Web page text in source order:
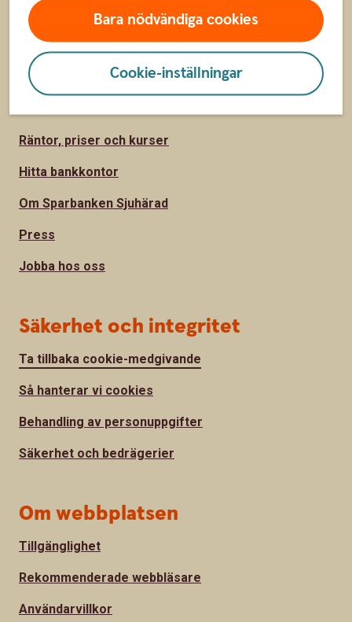
Bara nödvändiga cookies
Cookie-inställningar
Räkna på billån
Räkna ut pension
Hitta snabbt
Räntor, priser och kurser
Hitta bankkontor
Om Sparbanken Sjuhärad
Press
Jobba hos oss
Säkerhet och integritet
Ta tillbaka cookie-medgivande
Så hanterar vi cookies
Behandling av personuppgifter
Säkerhet och bedrägerier
Om webbplatsen
Tillgänglighet
Rekommenderade webbläsare
Användarvillkor